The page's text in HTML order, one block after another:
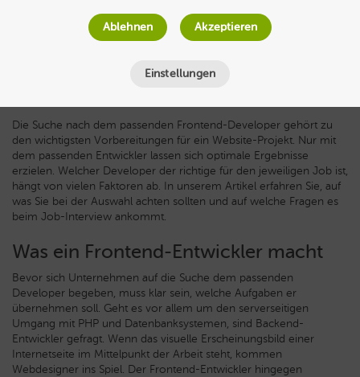
Wolf-Dieter Fiege am2. April 2020
Minuten
Die Suche nach dem passenden Frontend-Developer gehört zu
den wichtigsten Vorbereitungen für ein Website-Projekt. Nur mit
dem passenden Entwickler lassen sich optimale Ergebnisse
erzielen. Welcher Developer der richtige für den jeweiligen Job ist,
hängt von vielen Faktoren ab. In unserem Artikel erfahren Sie, auf
was Sie bei der Auswahl achten sollten und auf welche Fragen es
beim Job-Interview ankommt.
Was ein Frontend-Entwickler macht
Bevor sich Unternehmen auf die Suche dem passenden
Developer begeben, muss klar sein, welche Aufgaben er
übernehmen soll. Geht es vor allem um den serverseitigen
Umgang mit PHP und Datenbanksystemen, sind Backend-
Entwickler gefragt. Wenn das visuelle Erscheinungsbild einer
Internetseite im Mittelpunkt der Arbeit steht, kommen
Webdesigner ins Spiel. Der Frontend-Entwickler hingegen
Einstellungen
Ablehnen Akzeptieren